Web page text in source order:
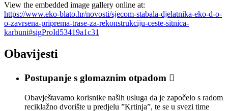
View the embedded image gallery online at:
https://www.eko-blato.hr/novosti/sjecom-stabala-djelatnika-eko-d-o-
o-zavrsena-priprema-trase-za-rekonstrukciju-ceste-sitnica-
karbuni#sigProId53419a1c31
Obavijesti
Postupanje s glomaznim otpadom 
Obavještavamo korisnike naših usluga da je započelo s radom
reciklažno dvorište u predjelu ”Krtinja”, te se u svezi time